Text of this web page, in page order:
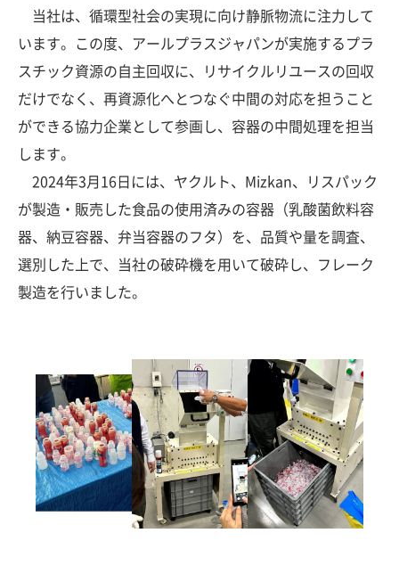
当社は、循環型社会の実現に向け静脈物流に注力して
います。この度、アールプラスジャパンが実施するプラ
スチック資源の自主回収に、リサイクルリユースの回収
だけでなく、再資源化へとつなぐ中間の対応を担うこと
ができる協力企業として参画し、容器の中間処理を担当
します。
2024年3月16日には、ヤクルト、Mizkan、リスパック
が製造・販売した食品の使用済みの容器（乳酸菌飲料容
器、納豆容器、弁当容器のフタ）を、品質や量を調査、
選別した上で、当社の破砕機を用いて破砕し、フレーク
製造を行いました。